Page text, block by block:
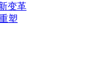
变革
塑